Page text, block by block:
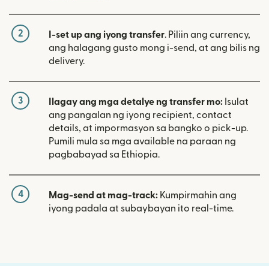
2 I-set up ang iyong transfer. Piliin ang currency,
ang halagang gusto mong i-send, at ang bilis ng
delivery.
3 Ilagay ang mga detalye ng transfer mo: Isulat
ang pangalan ng iyong recipient, contact
details, at impormasyon sa bangko o pick-up.
Pumili mula sa mga available na paraan ng
pagbabayad sa Ethiopia.
4 Mag-send at mag-track: Kumpirmahin ang
iyong padala at subaybayan ito real-time.